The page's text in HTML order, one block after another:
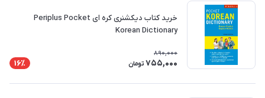
خرید کتاب دیکشنری کره ای Periplus Pocket
Korean Dictionary
890,000
755,000 تومان 16٪